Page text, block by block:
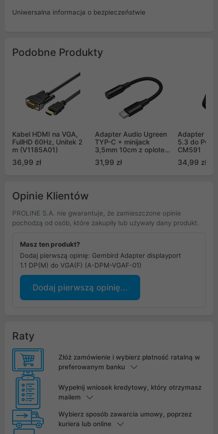
Uniwersalna informacja o bezpieczeństwie
Podobne Produkty
Kabel HDMI na VGA,
FullHD 60Hz, Unitek 2
m (V1185A01)
36,99 zł
Adapter Audio Ugreen
TYP-C + minijack
3,5mm 10cm z oplotem
- czarny (AV161)
31,99 zł
Adapter
5.3 do PC
CM591
34,99 zł
Opinie Klientów
PROLINE S.A. nie gwarantuje, że zamieszczone opinie
pochodzą od osób, które zakupiły lub używały dany produkt.
Masz ten produkt?
Dodaj pierwszą opinię: Gembird Adapter displayport
1.1 DP(M) do VGA(F) (A-DPM-VGAF-01)
Dodaj pierwszą opinię...
Raty
Złóż zamówienie i wybierz płatność ratalną w
preferowanym banku
Wypełnij wniosek kredytowy, który otrzymasz
mailem
Wybierz sposób zawarcia umowy, poprzez
kuriera lub online